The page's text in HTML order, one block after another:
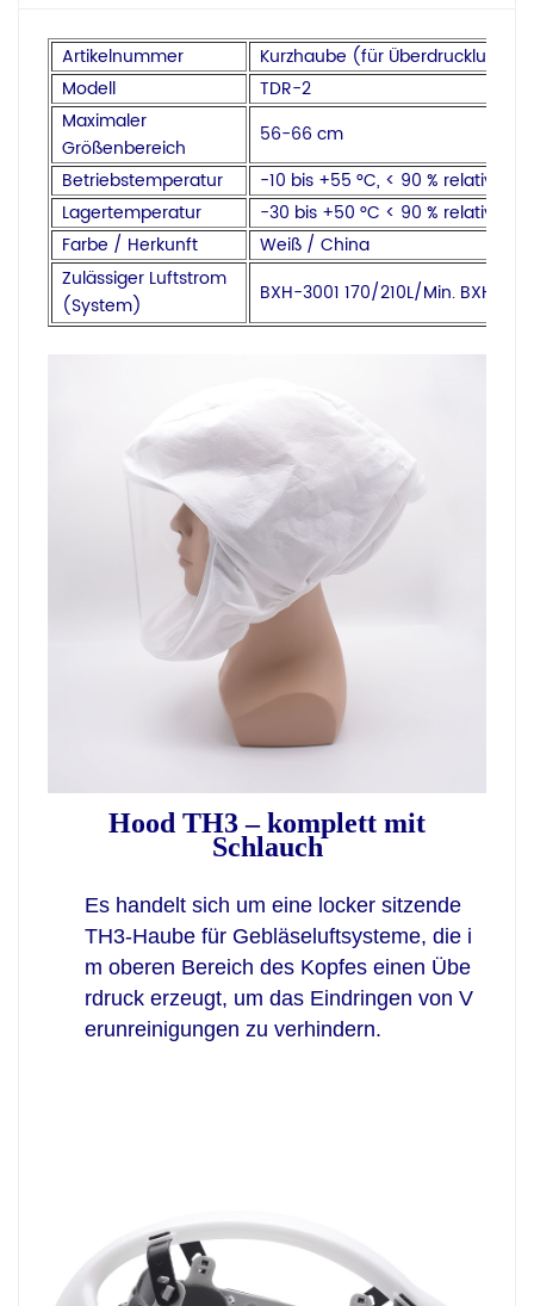
Artikelnummer
Kurzhaube (für
Modell
TDR-2
Maximaler
Größenbereich
56-66 cm
Betriebstemperatur
−10 bis +55 °C, < 90 % relative
Lagertemperatur
−30 bis +50 °C < 90 % relative
Farbe / Herkunft
Weiß / China
Zulässiger Luftstrom
(System)
BXH-3001 170/210L/Min. BXH-
Hood TH3 – komplett mit
Schlauch
Es handelt sich um eine locker sitzende
TH3-Haube für Gebläseluftsysteme, die i
m oberen Bereich des Kopfes einen Übe
rdruck erzeugt, um das Eindringen von V
erunreinigungen zu verhindern.